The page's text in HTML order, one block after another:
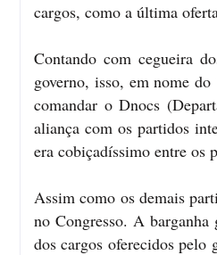
cargos, como a última
Contando com cegueira
governo, isso, em nome
comandar o Dnocs
aliança com os partidos
era cobiçadíssimo entre os
Assim como os demais
no Congresso. A
dos cargos oferecidos